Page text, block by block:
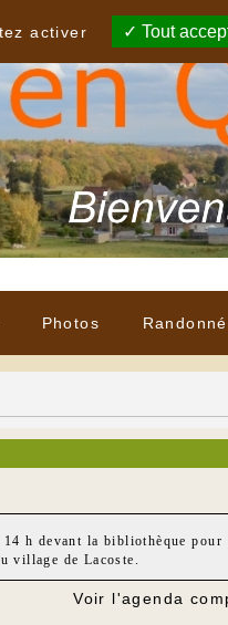
Photos
h devant la bibliothèque
village de Lacoste.
Voir l'agenda
activer
Tout